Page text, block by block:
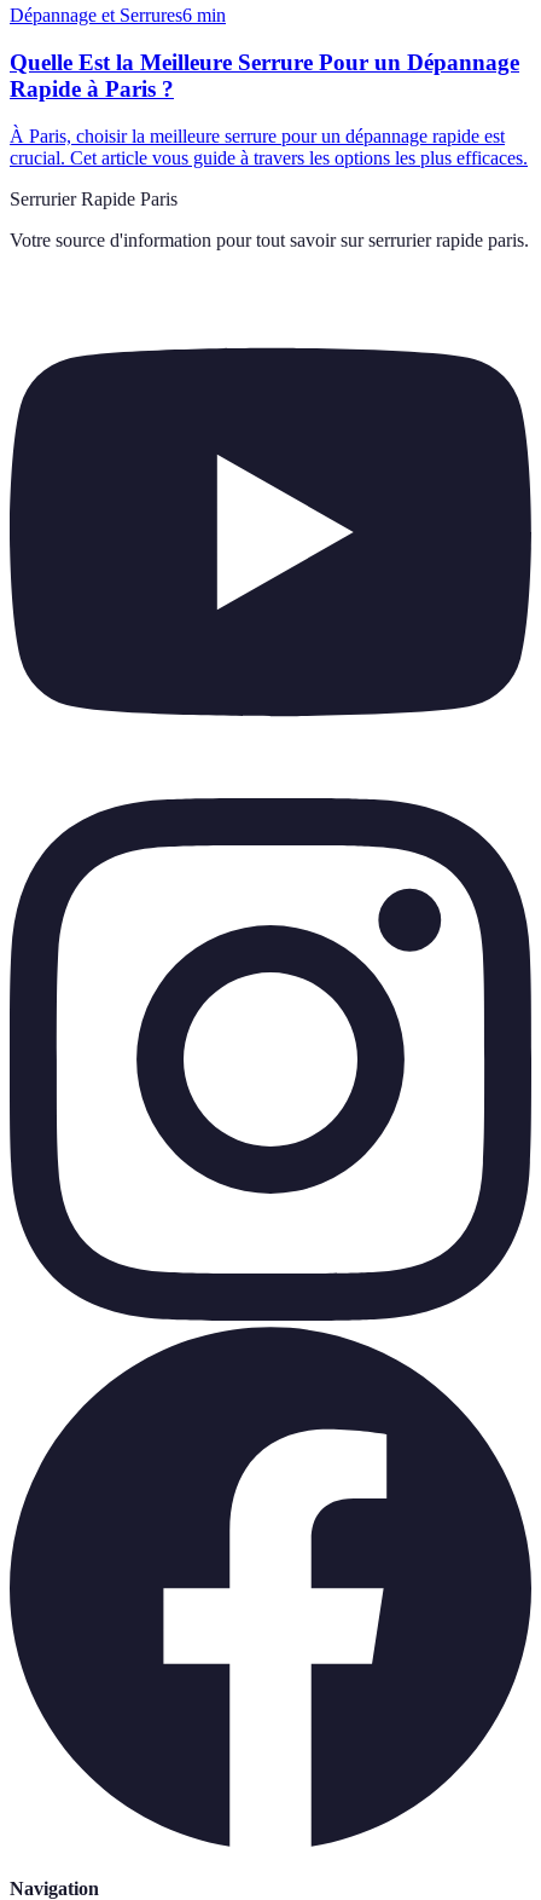
Dépannage et Serrures6 min
Quelle Est la Meilleure Serrure Pour un Dépannage
Rapide à Paris ?
À Paris, choisir la meilleure serrure pour un dépannage rapide est
crucial. Cet article vous guide à travers les options les plus efficaces.
Serrurier Rapide Paris
Votre source d'information pour tout savoir sur serrurier rapide paris.
Navigation